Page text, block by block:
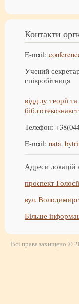
Контакти
E-mail:
Учений
співробітниця
відділу теорії
Телефон:
E-mail:
Адреси локацій
проспект
вул.
Більше
Всі права захищено ©